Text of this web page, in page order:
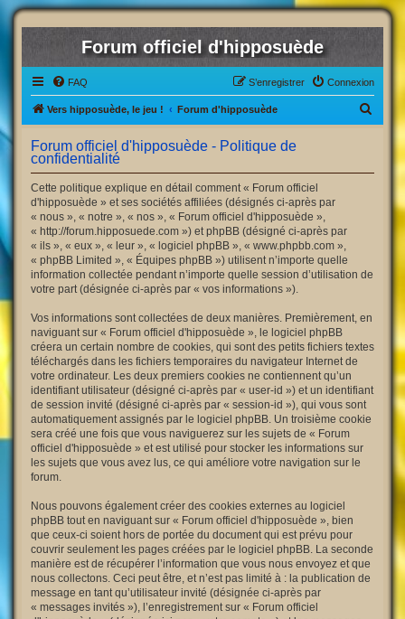
Forum officiel d'hipposuède
FAQ Connexion
S’enregistrer
Vers hipposuède, le jeu ! Forum d'hipposuède
h
Forum officiel d'hipposuède - Politique de
confidentialité
Cette politique explique en détail comment « Forum officiel
d'hipposuède » et ses sociétés affiliées (désignés ci-après par
« nous », « notre », « nos », « Forum officiel d'hipposuède »,
« http://forum.hipposuede.com ») et phpBB (désigné ci-après par
« ils », « eux », « leur », « logiciel phpBB », « www.phpbb.com »,
« phpBB Limited », « Équipes phpBB ») utilisent n’importe quelle
information collectée pendant n’importe quelle session d’utilisation de
votre part (désignée ci-après par « vos informations »).
Vos informations sont collectées de deux manières. Premièrement, en
naviguant sur « Forum officiel d'hipposuède », le logiciel phpBB
créera un certain nombre de cookies, qui sont des petits fichiers textes
téléchargés dans les fichiers temporaires du navigateur Internet de
votre ordinateur. Les deux premiers cookies ne contiennent qu’un
identifiant utilisateur (désigné ci-après par « user-id ») et un identifiant
de session invité (désigné ci-après par « session-id »), qui vous sont
automatiquement assignés par le logiciel phpBB. Un troisième cookie
sera créé une fois que vous naviguerez sur les sujets de « Forum
officiel d'hipposuède » et est utilisé pour stocker les informations sur
les sujets que vous avez lus, ce qui améliore votre navigation sur le
forum.
Nous pouvons également créer des cookies externes au logiciel
phpBB tout en naviguant sur « Forum officiel d'hipposuède », bien
que ceux-ci soient hors de portée du document qui est prévu pour
couvrir seulement les pages créées par le logiciel phpBB. La seconde
manière est de récupérer l’information que vous nous envoyez et que
nous collectons. Ceci peut être, et n’est pas limité à : la publication de
message en tant qu’utilisateur invité (désignée ci-après par
« messages invités »), l’enregistrement sur « Forum officiel